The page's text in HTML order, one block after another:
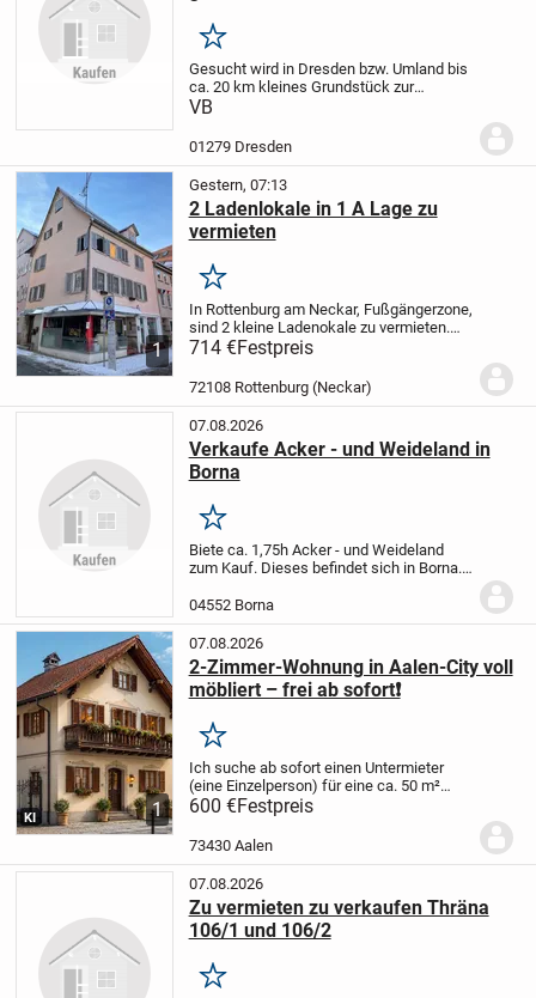
Merken
Gesucht wird in Dresden bzw. Umland bis
ca. 20 km kleines Grundstück zur
Pacht/Miete/Kauf für Stellung eines Tiny
VB
01279 Dresden
1
Gestern, 07:13
2 Ladenlokale in 1 A Lage zu
vermieten
Merken
In Rottenburg am Neckar, Fußgängerzone,
sind 2 kleine Ladenokale zu vermieten.
Laden 1 MK hat 2 große Schaufenster, ca.
30 qm Nutzfläche, Waschbecken,
Nachtspeicherheizung. Ladenlokal 2 M
hat 1 großes...
714 €Festpreis
72108 Rottenburg (Neckar)
07.08.2026
Verkaufe Acker - und Weideland in
Borna
Merken
Biete ca. 1,75h Acker - und Weideland
zum Kauf. Dieses befindet sich in Borna.
04552 Borna
1
KI
07.08.2026
2-Zimmer-Wohnung in Aalen-City voll
möbliert – frei ab sofort❗️
Merken
Ich suche ab sofort einen Untermieter
(eine Einzelperson) für eine ca. 50 m²
große, voll möblierte 2-Zimmer-
Dachgeschosswohnung in bester Lage
der Aalen-City.
600 €Festpreis
73430 Aalen
07.08.2026
Zu vermieten zu verkaufen Thräna
106/1 und 106/2
Merken